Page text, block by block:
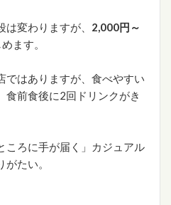
変わりますが、 2,000円～
ます。
ではありますが、食べやすい
食前食後に2回ドリンクがき
ころに手が届く」カジュアル
たい。